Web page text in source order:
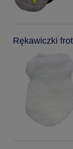
Rękawiczki